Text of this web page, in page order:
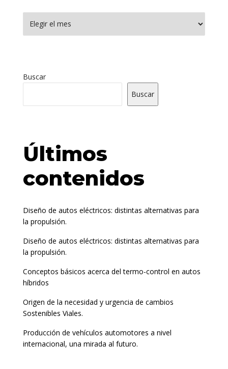
Buscar
Buscar
Últimos
contenidos
Diseño de autos eléctricos: distintas alternativas para
la propulsión.
Diseño de autos eléctricos: distintas alternativas para
la propulsión.
Conceptos básicos acerca del termo-control en autos
híbridos
Origen de la necesidad y urgencia de cambios
Sostenibles Viales.
Producción de vehículos automotores a nivel
internacional, una mirada al futuro.